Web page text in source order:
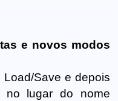
e novos modos
Save e depois
no lugar do nome